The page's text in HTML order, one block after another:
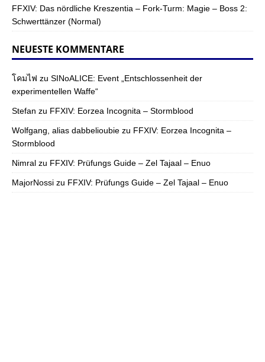
FFXIV: Das nördliche Kreszentia – Fork-Turm: Magie – Boss 2:
Schwerttänzer (Normal)
NEUESTE KOMMENTARE
โคมไฟ zu SINoALICE: Event „Entschlossenheit der
experimentellen Waffe“
Stefan zu FFXIV: Eorzea Incognita – Stormblood
Wolfgang, alias dabbelioubie zu FFXIV: Eorzea Incognita –
Stormblood
Nimral zu FFXIV: Prüfungs Guide – Zel Tajaal – Enuo
MajorNossi zu FFXIV: Prüfungs Guide – Zel Tajaal – Enuo